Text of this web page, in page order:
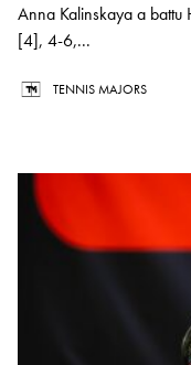
Anna Kalinskaya a
[4], 4-6,...
TENNIS MAJORS